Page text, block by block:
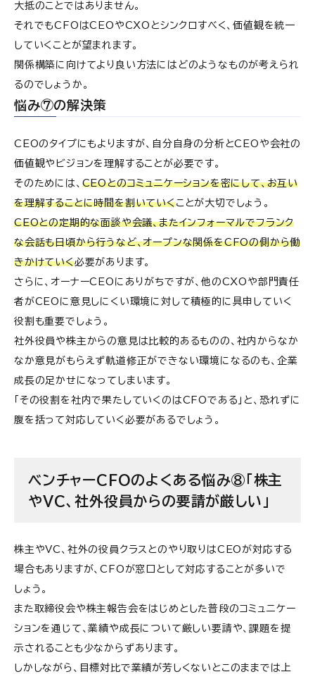
大抵のことではありません。
それでもCFOはCEOやCXOとシンクロすべく、価値観を統一
していくことが望まれます。
関係構築に向けてより良い方法にはどのようなものが考えられ
るのでしょうか。
悩み⑦の解決策
CEOのタイプにもよりますが、自分自身の分析とCEOや会社の
価値観やビジョンを理解することが必要です。
そのためには、 CEOとのコミュニケーションを密にして、お互い
を理解することに時間を割いていくことが大切でしょう。
CEOとの定期的な面談や会議、またインフォーマルでフランク
な会話も日頃から行うなど、オープンな関係をCFOの側から働
きかけていく必要があります。
さらに、オーナーCEOにありがちですが、他のCXOや部門責任
者がCEOに意見しにくい環境に対して積極的に具申していく
役割も重要でしょう。
社外役員や株主からの意見は比較的あるものの、社内からなか
なか意見がもらえず軌道修正ができない環境になるのも、企業
成長の足かせになってしまいます。
「その役割を社内で果たしていくのはCFOである」と、恐れずに
腹を括って対応していく必要があるでしょう。
ベンチャーCFOのよくある悩み⑧「株主
やVC、社外役員からの要請が厳しい」
株主やVC、社外の役員クラスとのやり取りはCEOが対応する
場合もありますが、CFOが窓口として対応することが多いで
しょう。
また取締役会や株主報告会をはじめとした普段のコミュニケー
ションを通じて、業績や成長について厳しい要請や、課題を提
示されることも少なからずあります。
しかしながら、目標対比で業績が芳しくないとこのままでは上